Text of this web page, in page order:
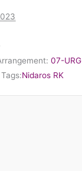
07-URG
Nidaros RK